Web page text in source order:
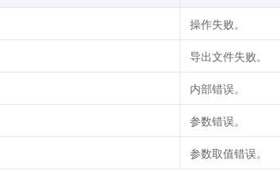
操作失败。
导出文件失败。
内部错误。
参数错误。
参数取值错误。